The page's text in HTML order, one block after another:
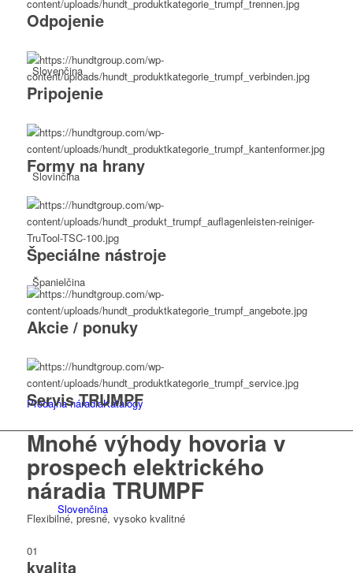
Slovenčina
Slovinčina
Španielčina
Predajňa náradiaKatalógy
Slovenčina
Odpojenie
Pripojenie
Formy na hrany
Špeciálne nástroje
Akcie / ponuky
Servis TRUMPF
Mnohé výhody hovoria v
prospech elektrického
náradia TRUMPF
Flexibilné, presné, vysoko kvalitné
01
kvalita